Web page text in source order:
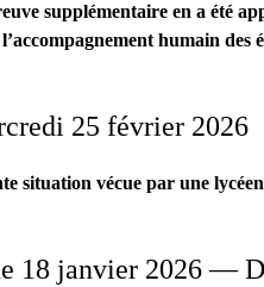
supplémentaire en a été
humain des
25 février 2026
situation vécue par une
18 janvier 2026 —